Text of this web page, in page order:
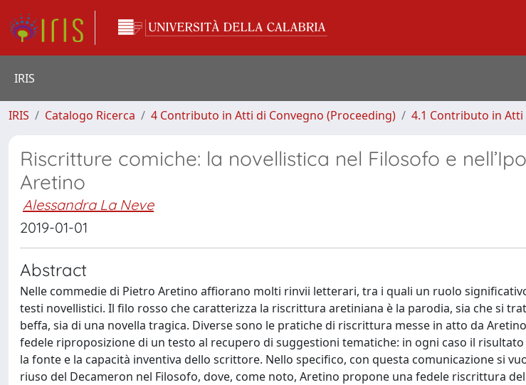
IRIS
IRIS Catalogo Ricerca 4 Contributo in Atti di Convegno (Proceeding) 4.1 Contributo in
Riscritture comiche: la novellistica nel Filosofo e
Aretino
Alessandra La Neve
2019-01-01
Abstract
Nelle commedie di Pietro Aretino affiorano molti rinvii letterari, tra i quali un ruolo
testi novellistici. Il filo rosso che caratterizza la riscrittura aretiniana è la parodia, sia che si
beffa, sia di una novella tragica. Diverse sono le pratiche di riscrittura messe in atto da
fedele riproposizione di un testo al recupero di suggestioni tematiche: in ogni caso il
la fonte e la capacità inventiva dello scrittore. Nello specifico, con questa comunicazione si
riuso del Decameron nel Filosofo, dove, come noto, Aretino propone una fedele riscrittura